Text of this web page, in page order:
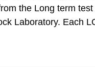
the Long term test
Laboratory. Each